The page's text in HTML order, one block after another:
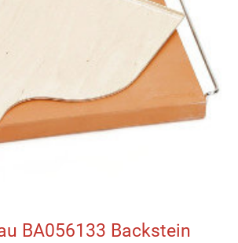
BA056133 Backstein